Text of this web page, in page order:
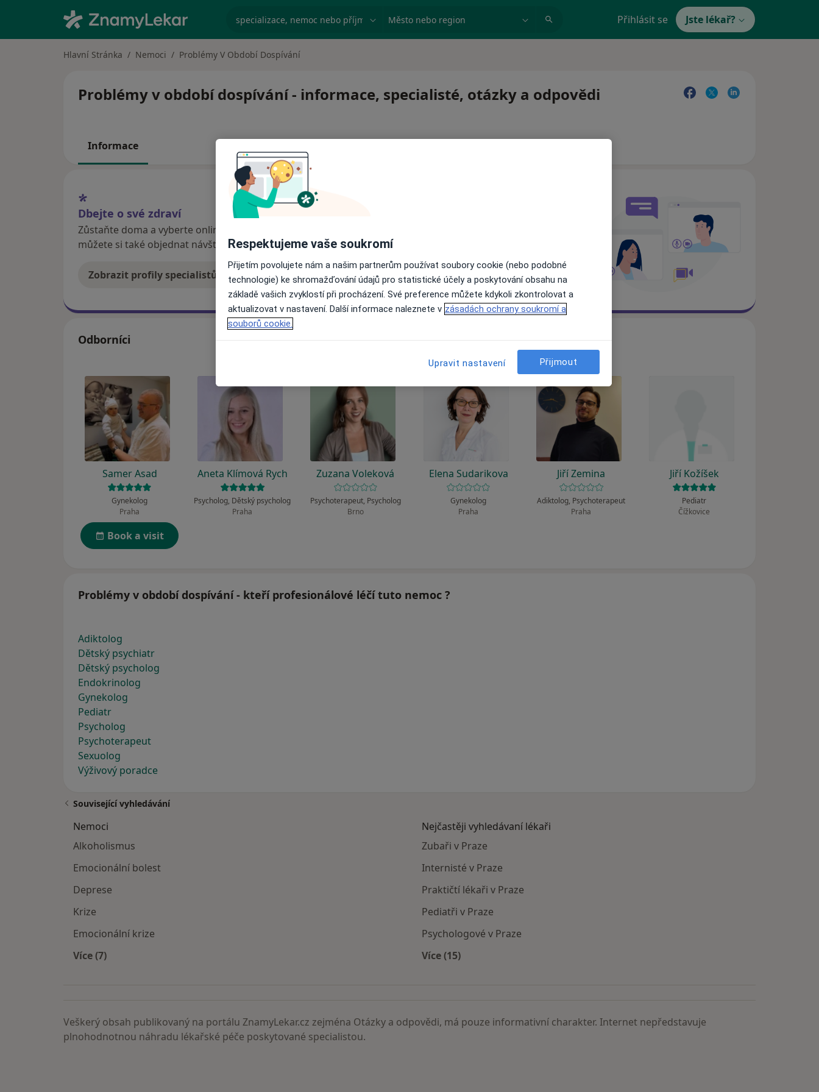
specializace, nemoc nebo příjmení Město nebo region Přihlásit se Jste lékař?
Hlavní Stránka Nemoci Problémy V Období Dospívání
Problémy v období dospívání - informace, specialisté, otázky a odpovědi
Informace
Dbejte o své zdraví
Zůstaňte doma a vyberte online konzultaci pro zahájení nebo pokračování léčby. Pokud to potřebujete,
můžete si také objednat návštěvu v ordinaci.
Zobrazit profily specialistů Jak to funguje?
Odborníci
Samer Asad
Gynekolog
Praha
Book a visit
Aneta Klímová Rych
Psycholog, Dětský psycholog
Praha
Zuzana Voleková
Psychoterapeut, Psycholog
Brno
Elena Sudarikova
Gynekolog
Praha
Jiří Zemina
Adiktolog, Psychoterapeut
Praha
Jiří Kožíšek
Pediatr
Čížkovice
Problémy v období dospívání - kteří profesionálové léčí tuto nemoc ?
Adiktolog
Dětský psychiatr
Dětský psycholog
Endokrinolog
Gynekolog
Pediatr
Psycholog
Psychoterapeut
Sexuolog
Výživový poradce
Související vyhledávání
Nemoci
Alkoholismus
Emocionální bolest
Deprese
Krize
Emocionální krize
Více (7)
Nejčastěji vyhledávaní lékaři
Zubaři v Praze
Internisté v Praze
Praktičtí lékaři v Praze
Pediatři v Praze
Psychologové v Praze
Více (15)
Veškerý obsah publikovaný na portálu ZnamyLekar.cz zejména Otázky a odpovědi, má pouze informativní charakter. Internet nepředstavuje
plnohodnotnou náhradu lékařské péče poskytované specialistou.
Respektujeme vaše soukromí
Přijetím povolujete nám a našim partnerům používat soubory cookie (nebo podobné
technologie) ke shromažďování údajů pro statistické účely a poskytování obsahu na
základě vašich zvyklostí při procházení. Své preference můžete kdykoli zkontrolovat a
aktualizovat v nastavení. Další informace naleznete v zásadách ochrany soukromí a
souborů cookie.
Upravit nastavení Přijmout